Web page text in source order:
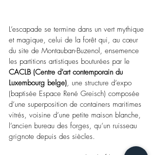
L’escapade se termine dans un vert mythique
et magique, celui de la forêt qui, au cœur
du site de Montauban-Buzenol, ensemence
les partitions artistiques bouturées par le
CACLB (Centre d’art contemporain du
Luxembourg belge), une structure d’expo
(baptisée Espace René Greisch) composée
d’une superposition de containers maritimes
vitrés, voisine d’une petite maison blanche,
l’ancien bureau des forges, qu’un ruisseau
grignote depuis des siècles.